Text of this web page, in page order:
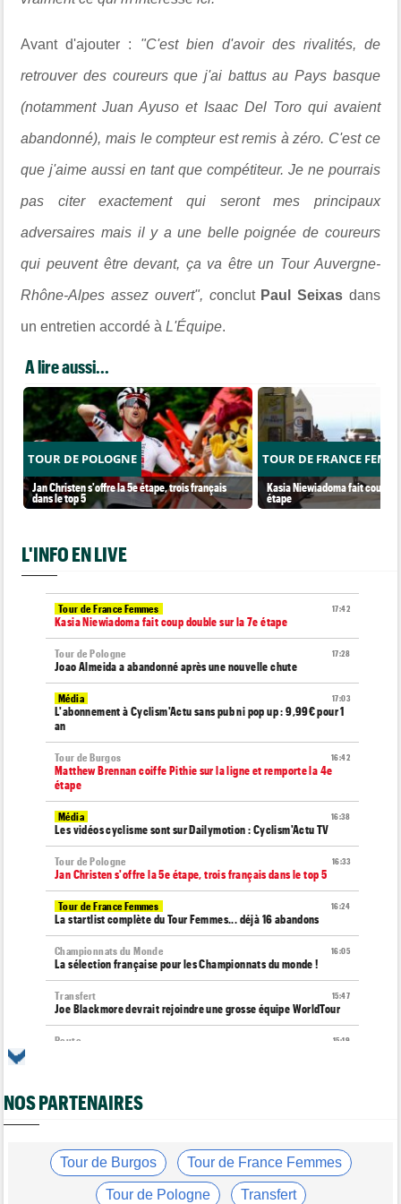
Avant d'ajouter : "C'est bien d'avoir des rivalités, de
retrouver des coureurs que j'ai battus au Pays basque
(notamment Juan Ayuso et Isaac Del Toro qui avaient
abandonné), mais le compteur est remis à zéro. C'est ce
que j'aime aussi en tant que compétiteur. Je ne pourrais
pas citer exactement qui seront mes principaux
adversaires mais il y a une belle poignée de coureurs
qui peuvent être devant, ça va être un Tour Auvergne-
Rhône-Alpes assez ouvert", conclut Paul Seixasdans
un entretien accordé àL'Équipe.
A lire aussi...
TOUR DE POLOGNE
Jan Christen s'offre la 5e étape, trois français
dans le top 5
TOUR DE FRANCE
Kasia Niewiadoma fait coup
étape
L'INFO EN LIVE
17:42
Tour de France Femmes
Kasia Niewiadoma fait coup double sur la 7e étape
17:28
Tour de Pologne
Joao Almeida a abandonné après une nouvelle chute
17:03
Média
L'abonnement à Cyclism'Actu sans pub ni pop up : 9,99€ pour 1
an
16:42
Tour de Burgos
Matthew Brennan coiffe Pithie sur la ligne et remporte la 4e
étape
16:38
Média
Les vidéos cyclisme sont sur Dailymotion : Cyclism'Actu TV
16:33
Tour de Pologne
Jan Christen s'offre la 5e étape, trois français dans le top 5
16:24
Tour de France Femmes
La startlist complète du Tour Femmes... déjà 16 abandons
16:05
Championnats du Monde
La sélection française pour les Championnats du monde !
15:47
Transfert
Joe Blackmore devrait rejoindre une grosse équipe WorldTour
15:19
Route
Tour de France Femmes
Horaires et chaînes… La diffusion TV de la 7e étape du Tour
Blessé, le Belge Toon Aerts, a mis un terme à sa saison 2026
Transfert
NOS PARTENAIRES
Tour de Burgos Tour de France Femmes
Tour de Pologne Transfert